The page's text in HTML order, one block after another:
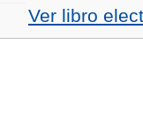
Ver libro